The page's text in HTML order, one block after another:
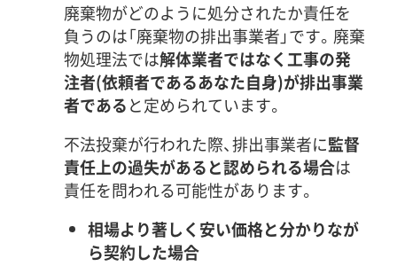
廃棄物がどのように処分されたか責任を
負うのは「廃棄物の排出事業者」です。廃棄
物処理法では解体業者ではなく工事の発
注者(依頼者であるあなた自身)が排出事業
者であると定められています。
不法投棄が行われた際、排出事業者に監督
責任上の過失があると認められる場合は
責任を問われる可能性があります。
相場より著しく安い価格と分かりなが
ら契約した場合